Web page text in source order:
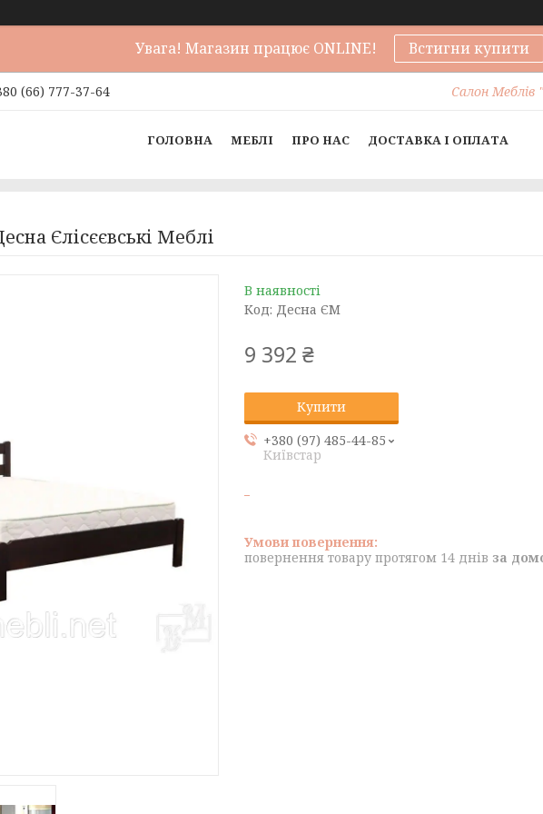
Увага! Магазин працює ONLINE! Встигни купити
(66) 777-37-64 Салон Меблів
ГОЛОВНА МЕБЛІ ПРО НАС ДОСТАВКА І ОПЛАТА
Єлісєєвські Меблі
В наявності
Код: Десна ЄМ
9 392 ₴
Купити
+380 (97) 485-44-85
Київстар
повернення товару протягом 14 днів за